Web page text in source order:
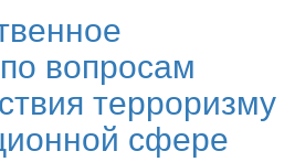
вопросам
терроризму
сфере